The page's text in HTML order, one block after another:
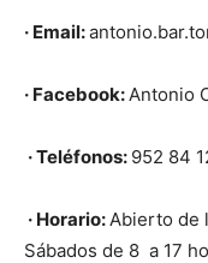
· Email:
· Facebook: Antonio
· Teléfonos: 952 84
· Horario: Abierto de
Sábados de 8 a 17